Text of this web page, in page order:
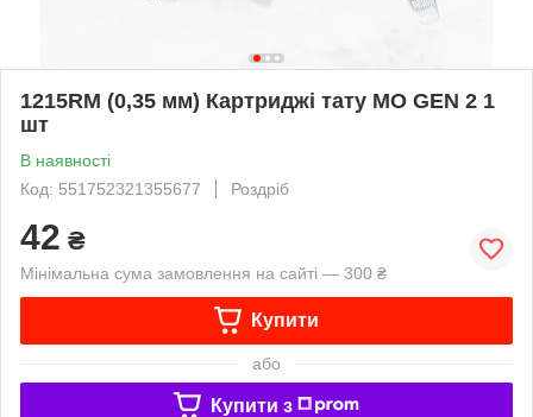
1215RM (0,35 мм) Картриджі тату MO GEN 2 1
шт
В наявності
Код: 551752321355677
Роздріб
42 ₴
Мінімальна сума замовлення на сайті — 300 ₴
Купити
або
Купити з